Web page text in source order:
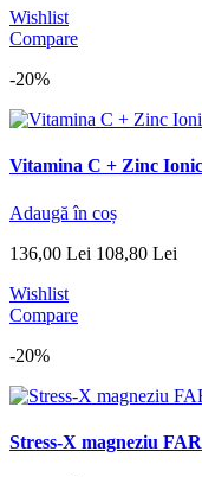
Wishlist
Compare
-20%
Vitamina C + Zinc
Adaugă în coș
136,00 Lei 108,80 Lei
Wishlist
Compare
-20%
Stress-X magneziu